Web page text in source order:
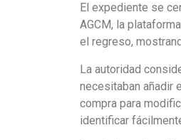
El expediente se
AGCM, la
el regreso,
La autoridad
necesitaban añadir
compra para
identificar